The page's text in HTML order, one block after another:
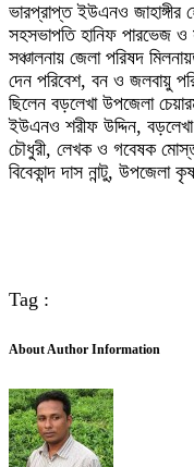
ভারপ্রাপ্ত ইউএনও জাহাঙ্গীর
সহসভাপতি হানিফ পারভেজ
সঞ্চালনায় জেলা পরিষদ
দেন পরিবেশ, বন ও জলবায়ু
ছিলেন বড়লেখা উপজেলা
ইউএনও শরীফ উদ্দিন,
চৌধুরী, লেখক ও গবেষক
বিবেকান্দ দাস নান্টু,
Tag :
About Author Information